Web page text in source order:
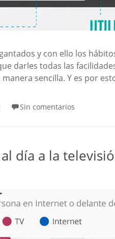
y con ello los
darles todas las
sencilla. Y es por
Sin comentarios
día a la